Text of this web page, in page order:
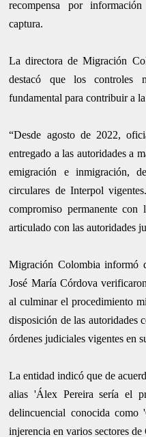
recompensa por
captura.
La directora de Migración
destacó que los controles
fundamental para contribuir a
“Desde agosto de 2022,
entregado a las autoridades a
emigración e inmigración,
circulares de Interpol
compromiso permanente
articulado con las autoridades
Migración Colombia informó
José María Córdova
al culminar el procedimiento
disposición de las autoridades
órdenes judiciales vigentes en
La entidad indicó que de
alias 'Álex Pereira sería el
delincuencial conocida
injerencia en varios sectores de